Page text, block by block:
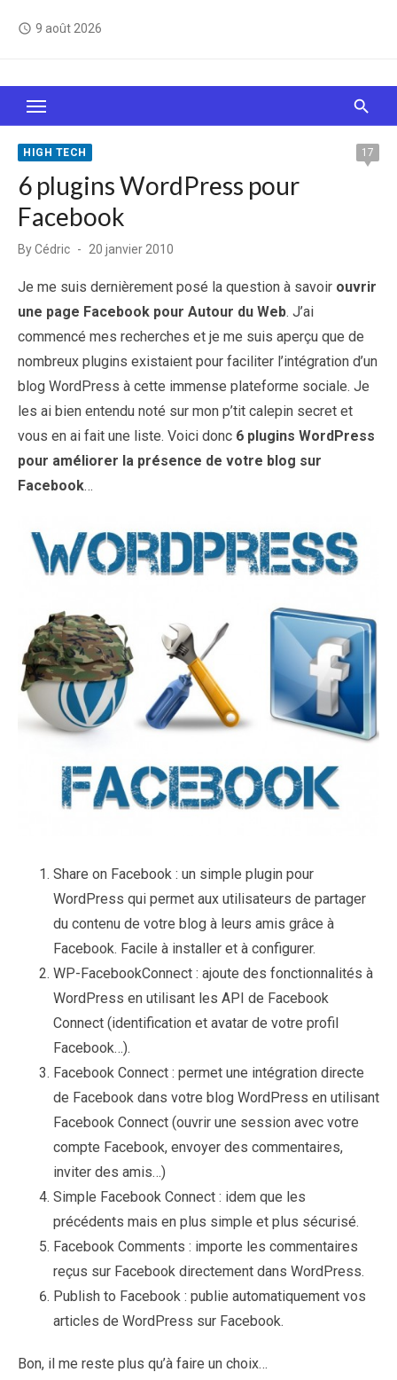
access_time 9 août 2026
Le Web, c'est comme une boîte de chocolats… On
sait jamais sur quoi on va tomber !
HIGH TECH 17
6 plugins WordPress pour
Facebook
ByCédric
Posted
20 janvier 2010
Je me suis dernièrement posé la question à savoir ouvrir
une page Facebook pour Autour du Web. J’ai
commencé mes recherches et je me suis aperçu que de
nombreux plugins existaient pour faciliter l’intégration d’un
blog WordPress à cette immense plateforme sociale. Je
les ai bien entendu noté sur mon p’tit calepin secret et
vous en ai fait une liste. Voici donc 6 plugins WordPress
pour améliorer la présence de votre blog sur
Facebook…
Share on Facebook : un simple plugin pour
WordPress qui permet aux utilisateurs de partager
du contenu de votre blog à leurs amis grâce à
Facebook. Facile à installer et à configurer.
WP-FacebookConnect : ajoute des fonctionnalités à
WordPress en utilisant les API de Facebook
Connect (identification et avatar de votre profil
Facebook…).
Facebook Connect : permet une intégration directe
de Facebook dans votre blog WordPress en utilisant
Facebook Connect (ouvrir une session avec votre
compte Facebook, envoyer des commentaires,
inviter des amis…)
Simple Facebook Connect : idem que les
précédents mais en plus simple et plus sécurisé.
Facebook Comments : importe les commentaires
reçus sur Facebook directement dans WordPress.
Publish to Facebook : publie automatiquement vos
articles de WordPress sur Facebook.
Bon, il me reste plus qu’à faire un choix…